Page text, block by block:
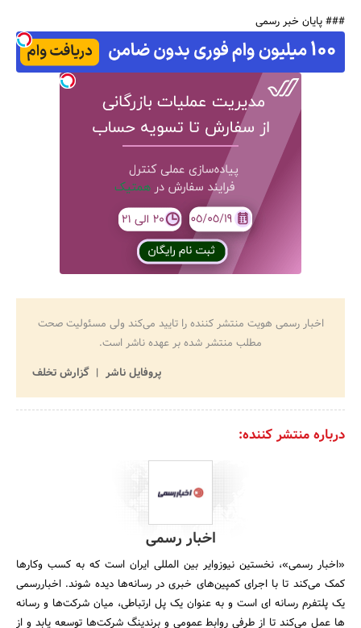
### پایان خبر رسمی
اخبار رسمی هویت منتشر کننده را تایید می‌کند ولی مسئولیت صحت
مطلب منتشر شده بر عهده ناشر است.
پروفایل ناشر
گزارش تخلف
درباره منتشر کننده:
اخبار رسمی
«اخبار رسمی»، نخستین نیوزوایر بین المللی ایران است که به کسب وکارها
کمک می‌‎کند تا با اجرای کمپین‌های خبری در رسانه‌ها دیده شوند. اخباررسمی
یک پلتفرم رسانه ای است و به عنوان یک پل ارتباطی، میان شرکت‌ها و رسانه
ها عمل می‌کند تا از طرفی روابط عمومی و برندینگ شرکت‌ها توسعه یابد و از